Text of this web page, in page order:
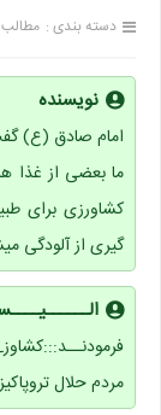
دسته بندی :
نویسنده
امام صادق (ع)
ما بعضی از غذا
کشاورزی برای
گیری از آلودگی
مردم حلال